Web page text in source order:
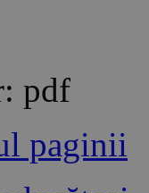
pdf
paginii